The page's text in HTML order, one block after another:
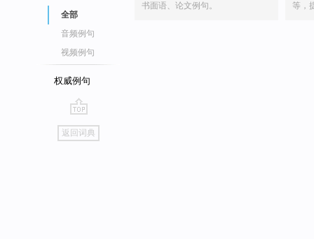
全部
音频例句
视频例句
权威例句
go
top
返回词典
书面语、论文例句。
等，